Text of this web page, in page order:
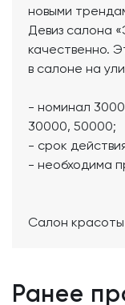
новыми
Девиз салона
качественно.
в салоне на
- номинал
30000, 50000;
- срок
- необходима
Салон
Ранее